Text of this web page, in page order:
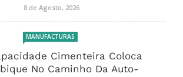
8 de Agosto, 2026
MANUFACTURAS
Cimenteira Coloca
No Caminho Da Auto-